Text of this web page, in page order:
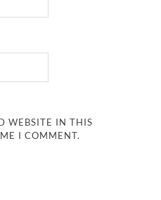
WEBSITE IN THIS
I COMMENT.